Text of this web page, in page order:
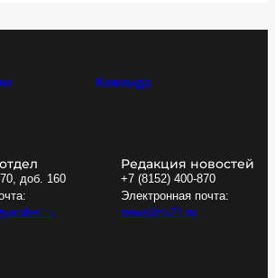
Команда
доб. 160
Редакция новостей
+7 (8152) 400-870
Электронная почта:
news@tv21.ru